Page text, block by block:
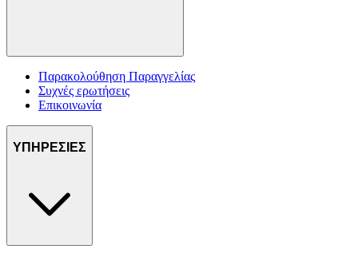
Παρακολούθηση Παραγγελίας
Συχνές ερωτήσεις
Επικοινωνία
ΥΠΗΡΕΣΙΕΣ